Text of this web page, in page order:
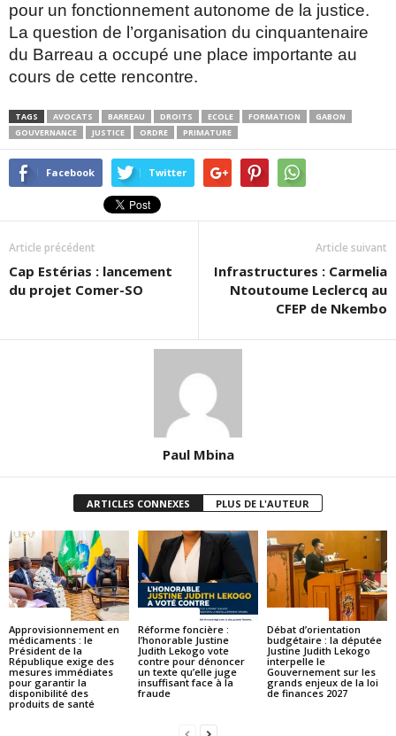
pour un fonctionnement autonome de la justice.
La question de l’organisation du cinquantenaire
du Barreau a occupé une place importante au
cours de cette rencontre.
TAGS AVOCATS BARREAU DROITS ECOLE FORMATION
GABON
GOUVERNANCE
JUSTICE ORDRE PRIMATURE
Facebook Twitter
Article précédent
Cap Estérias : lancement
du projet Comer-SO
Article suivant
Infrastructures : Carmelia
Ntoutoume Leclercq au
CFEP de Nkembo
Paul Mbina
ARTICLES CONNEXES PLUS DE L'AUTEUR
Approvisionnement en
médicaments : le
Président de la
République exige des
mesures immédiates
pour garantir la
disponibilité des
produits de santé
Réforme foncière :
l’honorable Justine
Judith Lekogo vote
contre pour dénoncer
un texte qu’elle juge
insuffisant face à la
fraude
Débat d’orientation
budgétaire : la députée
Justine Judith Lekogo
interpelle le
Gouvernement sur les
grands enjeux de la loi
de finances 2027